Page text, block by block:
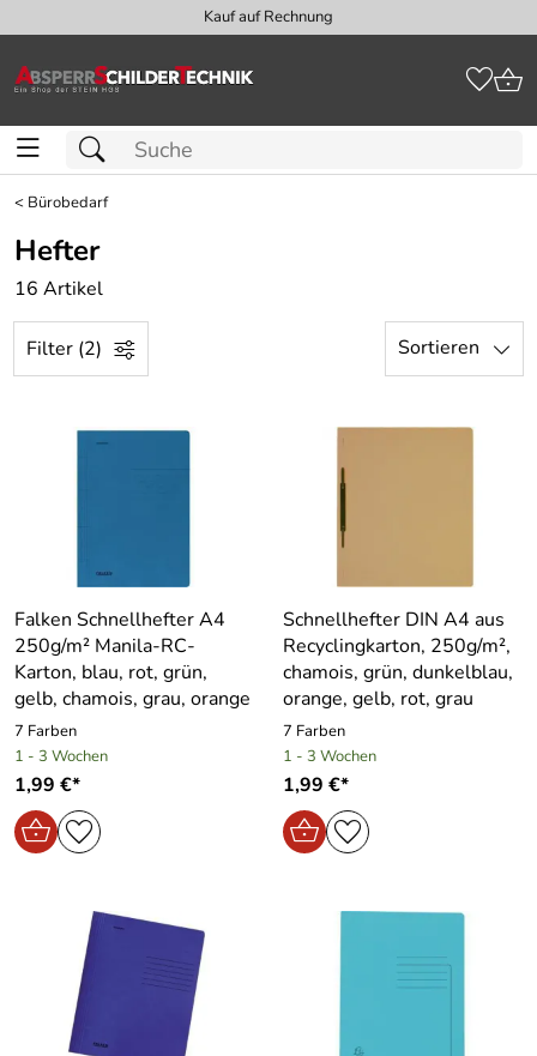
Kauf auf Rechnung
< Bürobedarf
Hefter
16 Artikel
Filter (2) Sortieren
Falken Schnellhefter A4
250g/m² Manila-RC-
Karton, blau, rot, grün,
gelb, chamois, grau, orange
7 Farben
1 - 3 Wochen
1,99 €*
Schnellhefter DIN A4 aus
Recyclingkarton, 250g/m²,
chamois, grün, dunkelblau,
orange, gelb, rot, grau
7 Farben
1 - 3 Wochen
1,99 €*